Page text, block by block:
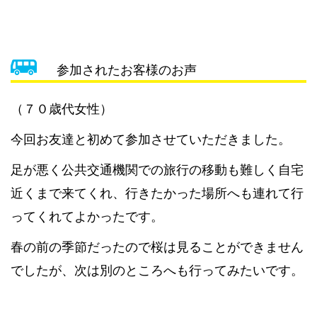
参加されたお客様のお声
（７０歳代女性）
今回お友達と初めて参加させていただきました。
足が悪く公共交通機関での旅行の移動も難しく自宅
近くまで来てくれ、行きたかった場所へも連れて行
ってくれてよかったです。
春の前の季節だったので桜は見ることができません
でしたが、次は別のところへも行ってみたいです。